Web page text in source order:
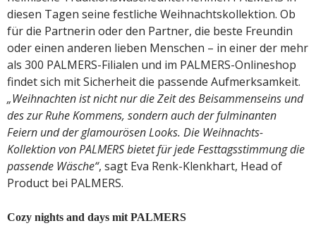
diesen Tagen seine festliche Weihnachtskollektion. Ob
für die Partnerin oder den Partner, die beste Freundin
oder einen anderen lieben Menschen – in einer der mehr
als 300 PALMERS-Filialen und im PALMERS-Onlineshop
findet sich mit Sicherheit die passende Aufmerksamkeit.
„Weihnachten ist nicht nur die Zeit des Beisammenseins und
des zur Ruhe Kommens, sondern auch der fulminanten
Feiern und der glamourösen Looks. Die Weihnachts-
Kollektion von PALMERS bietet für jede Festtagsstimmung die
passende Wäsche“, sagt Eva Renk-Klenkhart, Head of
Product bei PALMERS.
Cozy nights and days mit PALMERS